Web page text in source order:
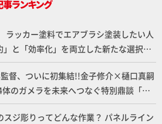
ラッカー塗料でエアブラシ塗装したい人
と「効率化」を両立した新たな選択肢
ジ式エアーブラシ FLYER-SR2」の使い心
ーティッシュドッグ」で検証！
督、ついに初集結!!金子修介×樋口真嗣
のガメラを未来へつなぐ特別鼎談「ガ
化プロジェクト FINAL」
スジ彫りってどんな作業？ パネルライン